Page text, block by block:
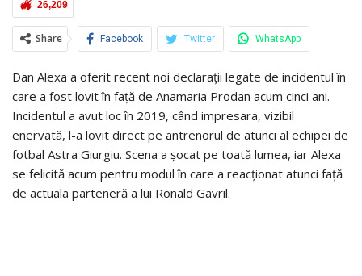
26,209
Share Facebook Twitter WhatsApp
Dan Alexa a oferit recent noi declarații legate de incidentul în
care a fost lovit în față de Anamaria Prodan acum cinci ani.
Incidentul a avut loc în 2019, când impresara, vizibil
enervată, l-a lovit direct pe antrenorul de atunci al echipei de
fotbal Astra Giurgiu. Scena a șocat pe toată lumea, iar Alexa
se felicită acum pentru modul în care a reacționat atunci față
de actuala parteneră a lui Ronald Gavril.